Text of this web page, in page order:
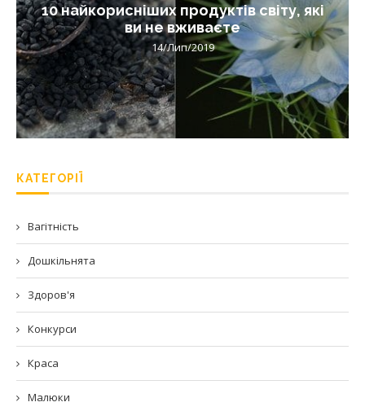
10 найкорисніших продуктів світу, які
ви не вживаєте
14/Лип/2019
КАТЕГОРІЇ
Вагітність
Дошкільнята
Здоров'я
Конкурси
Краса
Малюки